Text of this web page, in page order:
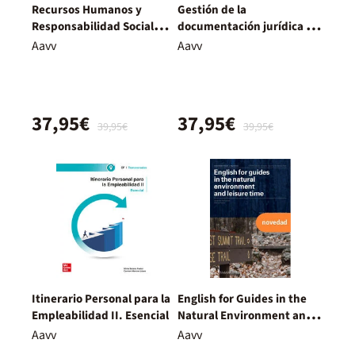
Recursos Humanos y
Responsabilidad Social
Corporativa. Nueva
Aavv
39,95€
37,95€
Gestión de la
documentación jurídica y
empresarial. Nueva
Aavv
39,95€
37,95€
Itinerario Personal para la
Empleabilidad II. Esencial
Aavv
English for Guides in the
Natural Environment and
Leisure Time
Aavv